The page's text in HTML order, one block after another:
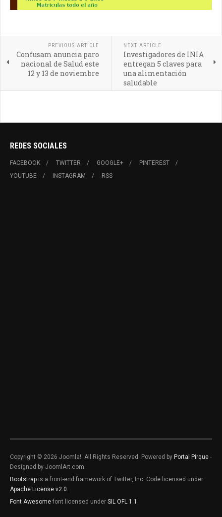
PREVIOUS ARTICLE
Confusam anuncia paro
nacional de Salud este
12 y 13 de noviembre
NEXT ARTICLE
Investigadores de INIA
entregan 5 claves para
una alimentación
saludable
REDES SOCIALES
FACEBOOK TWITTER GOOGLE+
PINTEREST
YOUTUBE
INSTAGRAM RSS
Copyright © 2026 Joomla!. All Rights Reserved. Powered by Portal Pirque -
Designed by JoomlArt.com.
Bootstrap is a front-end framework of Twitter, Inc. Code licensed under
Apache License v2.0
Font Awesome font licensed under SIL OFL 1.1